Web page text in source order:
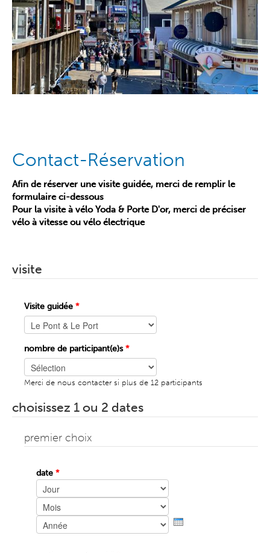
Contact-Réservation
Afin de réserver une visite guidée, merci de remplir le
formulaire ci-dessous
Pour la visite à vélo Yoda & Porte D'or, merci de préciser
vélo à vitesse ou vélo électrique
visite
Visite guidée *
nombre de participant(e)s*
Merci de nous contacter si plus de 12 participants
choisissez 1 ou 2 dates
premier choix
date *
Jour
Mois
Année